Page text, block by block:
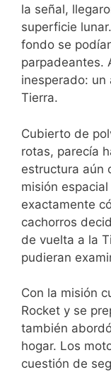
la señal,
superficie
fondo se
parpadeantes.
inesperado:
Tierra.
Cubierto de
rotas, parecía
estructura aún
misión
exactamente
cachorros
de vuelta a la
pudieran
Con la misión
Rocket y se
también
hogar. Los
cuestión de